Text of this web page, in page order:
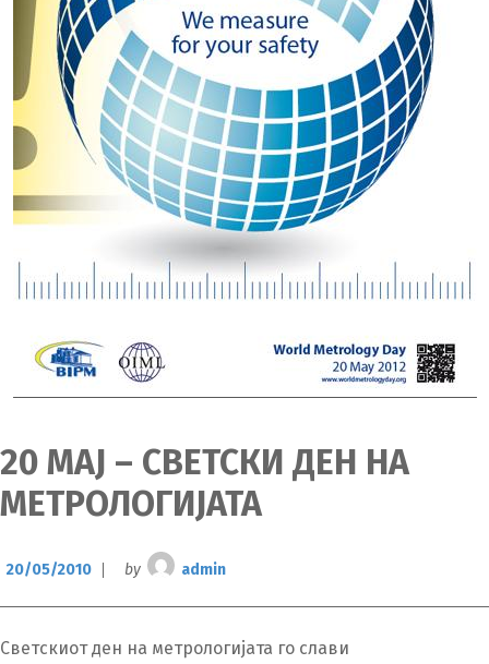
20 МАЈ – СВЕТСКИ ДЕН НА
МЕТРОЛОГИЈАТА
20/05/2010 by admin
Светскиот ден на метрологијата го слави